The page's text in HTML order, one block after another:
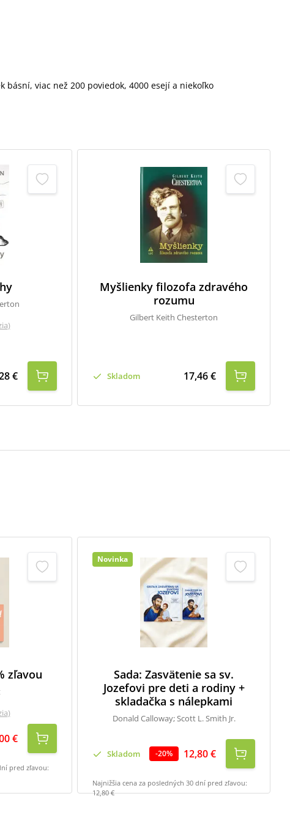
básní, viac než 200 poviedok, 4000 esejí a niekoľko
)
€
Myšlienky filozofa zdravého
rozumu
Gilbert Keith Chesterton
Skladom 17,46 €
zľavou
)
€
pred zľavou:
Novinka
Sada: Zasvätenie sa sv.
Jozefovi pre deti a rodiny +
skladačka s nálepkami
Donald Calloway; Scott L. Smith Jr.
Skladom -20% 12,80 €
Najnižšia cena za posledných 30 dní pred zľavou:
12,80 €